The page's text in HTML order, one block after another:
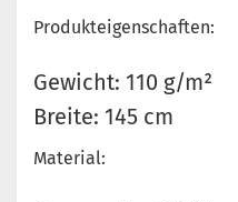
Produkteigenschaften:
Gewicht: 110 g/m²
Breite: 145 cm
Material: